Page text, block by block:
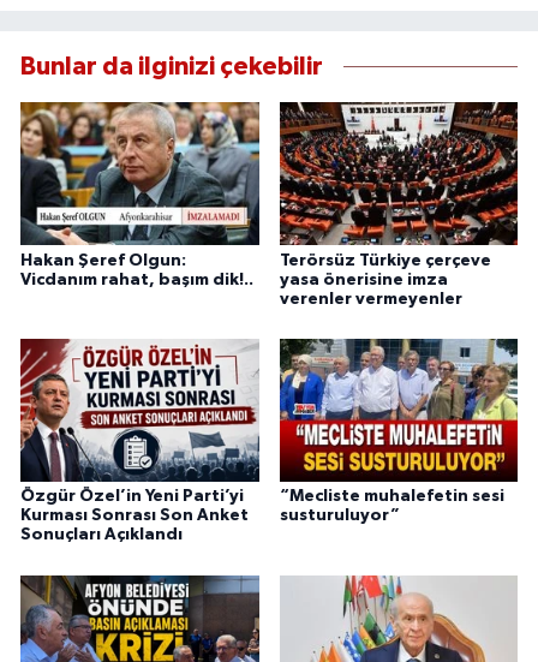
Bunlar da ilginizi çekebilir
Hakan Şeref Olgun:
Vicdanım rahat, başım dik!..
Terörsüz Türkiye çerçeve
yasa önerisine imza
verenler vermeyenler
Özgür Özel’in Yeni Parti’yi
Kurması Sonrası Son Anket
Sonuçları Açıklandı
“Mecliste muhalefetin sesi
susturuluyor”